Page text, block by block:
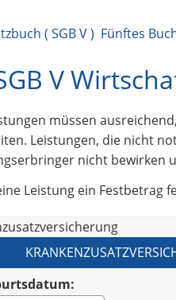
( SGB V ) Fünftes
V
müssen
Leistungen, die nicht
nicht bewirken
Leistung ein Festbetrag